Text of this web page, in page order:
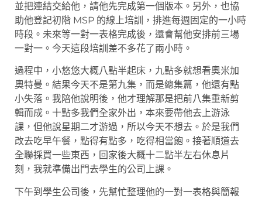
並把連結交給他，請他先完成第一個版本。另外，也協
助他登記初階 MSP 的線上培訓，排進每週固定的一小時
時段。未來等一對一表格完成後，還會幫他安排前三場
一對一。今天這段培訓差不多花了兩小時。
過程中，小悠悠大概八點半起床，九點多就想看奧米加
奧特曼。結果今天不是第九集，而是總集篇，他還有點
小失落。我陪他說明後，他才理解那是把前八集重新剪
輯而成。十點多我們全家外出，本來要帶他去上游泳
課，但他說星期二才游過，所以今天不想去。於是我們
改去吃早午餐，點得有點多，吃得相當飽。接著順道去
全聯採買一些東西，回家後大概十二點半左右休息片
刻，我就準備出門去學生的公司上課。
下午到學生公司後，先幫忙整理他的一對一表格與簡報